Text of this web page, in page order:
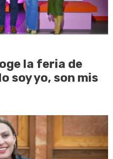
la feria de
soy yo, son mis